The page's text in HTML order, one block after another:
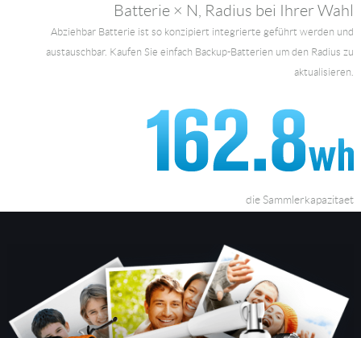
Batterie × N, Radius bei Ihrer Wahl
Abziehbar Batterie ist so konzipiert integrierte geführt werden und
austauschbar. Kaufen Sie einfach Backup-Batterien um den Radius zu
aktualisieren.
die Sammlerkapazitaet